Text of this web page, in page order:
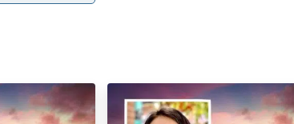
direto no celular?Entre no canal do JC no
confiável. 👉Acesse e participe